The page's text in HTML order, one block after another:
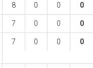
8 0 0 0
7 0 0 0
7 0 0 0